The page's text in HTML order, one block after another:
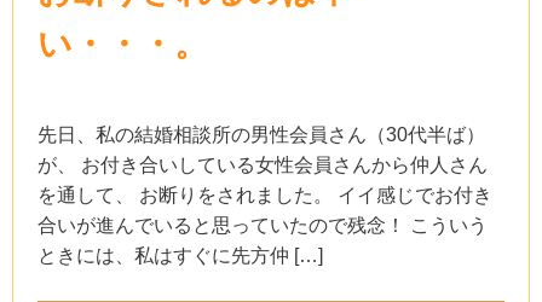
い・・・。
先日、私の結婚相談所の男性会員さん（30代半ば）
が、 お付き合いしている女性会員さんから仲人さん
を通して、 お断りをされました。 イイ感じでお付き
合いが進んでいると思っていたので残念！ こういう
ときには、私はすぐに先方仲 […]